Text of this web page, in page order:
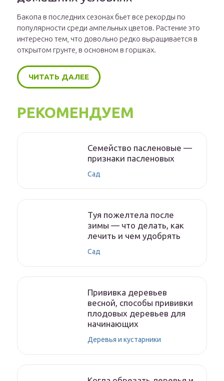
Бакопа в последних сезонах бьет все рекорды по
популярности среди ампельных цветов. Растение это
интересно тем, что довольно редко выращивается в
открытом грунте, в основном в горшках.
ЧИТАТЬ ДАЛЕЕ
РЕКОМЕНДУЕМ
Семейство пасленовые —
признаки пасленовых
Сад
Туя пожелтела после
зимы — что делать, как
лечить и чем удобрять
Сад
Прививка деревьев
весной, способы прививки
плодовых деревьев для
начинающих
Деревья и кустарники